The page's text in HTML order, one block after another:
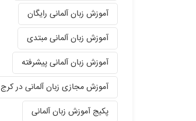
آموزش زبان آلمانی رایگان
آموزش زبان آلمانی مبتدی
آموزش زبان آلمانی پیشرفته
آموزش مجازی زبان آلمانی در کرج
پکیج آموزش زبان آلمانی